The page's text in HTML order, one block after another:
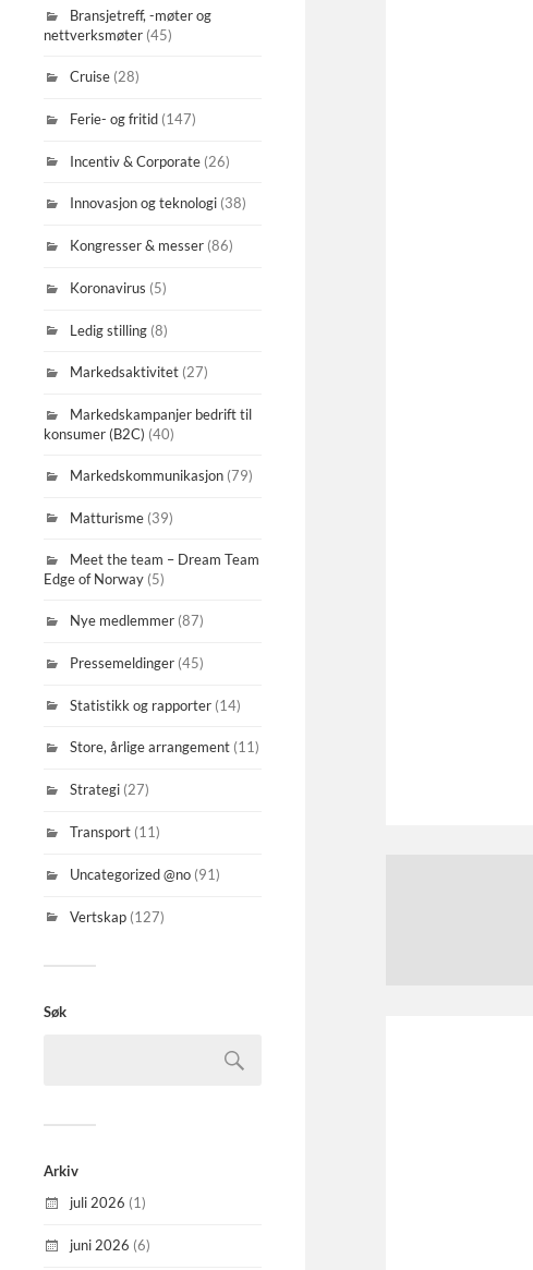
Bransjetreff, -møter og
nettverksmøter (45)
Cruise (28)
Ferie- og fritid (147)
Incentiv & Corporate (26)
Innovasjon og teknologi (38)
Kongresser & messer (86)
Koronavirus (5)
Ledig stilling (8)
Markedsaktivitet (27)
Markedskampanjer bedrift til
konsumer (B2C) (40)
Markedskommunikasjon (79)
Matturisme (39)
Meet the team – Dream Team
Edge of Norway (5)
Nye medlemmer (87)
Pressemeldinger (45)
Statistikk og rapporter (14)
Store, årlige arrangement (11)
Strategi (27)
Transport (11)
Uncategorized @no (91)
Vertskap (127)
Søk
Arkiv
juli 2026 (1)
juni 2026 (6)